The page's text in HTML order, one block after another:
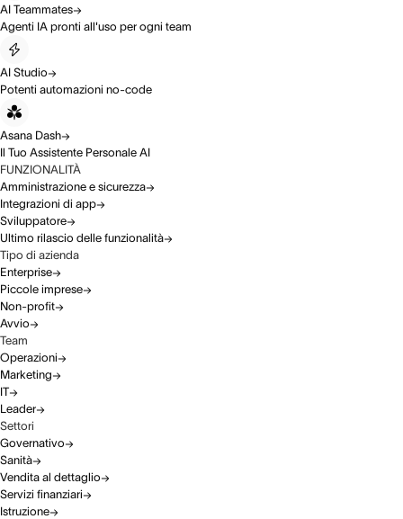
AI Teammates
Agenti IA pronti all'uso per ogni team
AI Studio
Potenti automazioni no-code
Asana Dash
Il Tuo Assistente Personale AI
FUNZIONALITÀ
Amministrazione e sicurezza
Integrazioni di app
Sviluppatore
Ultimo rilascio delle funzionalità
Tipo di azienda
Enterprise
Piccole imprese
Non-profit
Avvio
Team
Operazioni
Marketing
IT
Leader
Settori
Governativo
Sanità
Vendita al dettaglio
Servizi finanziari
Istruzione